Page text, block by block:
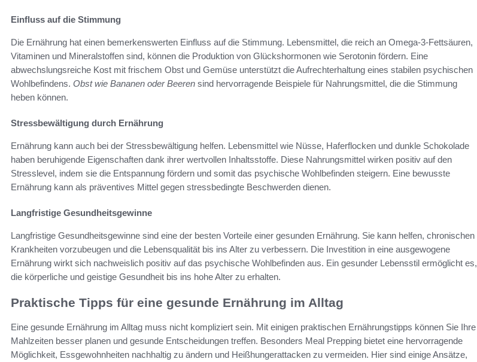
Einfluss auf die Stimmung
Die Ernährung hat einen bemerkenswerten Einfluss auf die Stimmung. Lebensmittel, die reich an Omega-3-Fettsäuren,
Vitaminen und Mineralstoffen sind, können die Produktion von Glückshormonen wie Serotonin fördern. Eine
abwechslungsreiche Kost mit frischem Obst und Gemüse unterstützt die Aufrechterhaltung eines stabilen psychischen
Wohlbefindens. Obst wie Bananen oder Beeren sind hervorragende Beispiele für Nahrungsmittel, die die Stimmung
heben können.
Stressbewältigung durch Ernährung
Ernährung kann auch bei der Stressbewältigung helfen. Lebensmittel wie Nüsse, Haferflocken und dunkle Schokolade
haben beruhigende Eigenschaften dank ihrer wertvollen Inhaltsstoffe. Diese Nahrungsmittel wirken positiv auf den
Stresslevel, indem sie die Entspannung fördern und somit das psychische Wohlbefinden steigern. Eine bewusste
Ernährung kann als präventives Mittel gegen stressbedingte Beschwerden dienen.
Langfristige Gesundheitsgewinne
Langfristige Gesundheitsgewinne sind eine der besten Vorteile einer gesunden Ernährung. Sie kann helfen, chronischen
Krankheiten vorzubeugen und die Lebensqualität bis ins Alter zu verbessern. Die Investition in eine ausgewogene
Ernährung wirkt sich nachweislich positiv auf das psychische Wohlbefinden aus. Ein gesunder Lebensstil ermöglicht es,
die körperliche und geistige Gesundheit bis ins hohe Alter zu erhalten.
Praktische Tipps für eine gesunde Ernährung im Alltag
Eine gesunde Ernährung im Alltag muss nicht kompliziert sein. Mit einigen praktischen Ernährungstipps können Sie Ihre
Mahlzeiten besser planen und gesunde Entscheidungen treffen. Besonders Meal Prepping bietet eine hervorragende
Möglichkeit, Essgewohnheiten nachhaltig zu ändern und Heißhungerattacken zu vermeiden. Hier sind einige Ansätze,